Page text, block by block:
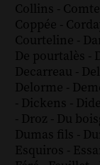
Collins -
Coppée -
Courteline -
De pourtalès -
Decarreau - Del
Delorme -
- Dickens -
- Droz - Du
Dumas fils -
Esquiros -